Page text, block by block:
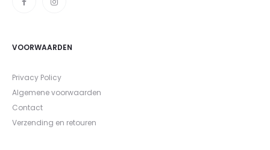
VOORWAARDEN
Privacy Policy
Algemene voorwaarden
Contact
Verzending en retouren